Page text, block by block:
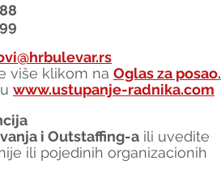
više klikom na Oglas za posao.
www.ustupanje-radnika.com
i Outstaffing-a ili uvedite
ili pojedinih organizacionih